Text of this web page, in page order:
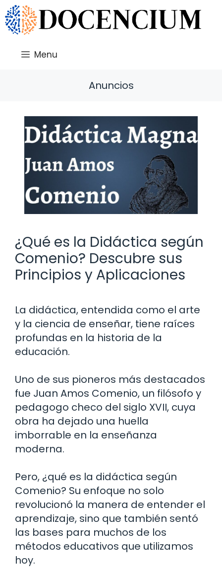
Saltar
al
contenido
Menu
Anuncios
¿Qué es la Didáctica según
Comenio? Descubre sus
Principios y Aplicaciones
La didáctica, entendida como el arte
y la ciencia de enseñar, tiene raíces
profundas en la historia de la
educación.
Uno de sus pioneros más destacados
fue Juan Amos Comenio, un filósofo y
pedagogo checo del siglo XVII, cuya
obra ha dejado una huella
imborrable en la enseñanza
moderna.
Pero, ¿qué es la didáctica según
Comenio? Su enfoque no solo
revolucionó la manera de entender el
aprendizaje, sino que también sentó
las bases para muchos de los
métodos educativos que utilizamos
hoy.